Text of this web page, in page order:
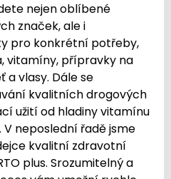
nejen oblíbené
značek, ale i
pro konkrétní potřeby,
vitamíny, přípravky na
a vlasy. Dále se
kvalitních drogových
užití od hladiny vitamínu
neposlední řadě jsme
kvalitní zdravotní
plus. Srozumitelný a